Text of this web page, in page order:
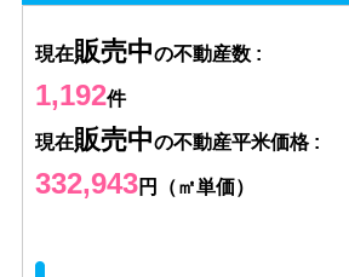
現在販売中の不動産数 :
1,192件
現在販売中の不動産平米価格 :
332,943円（㎡単価）